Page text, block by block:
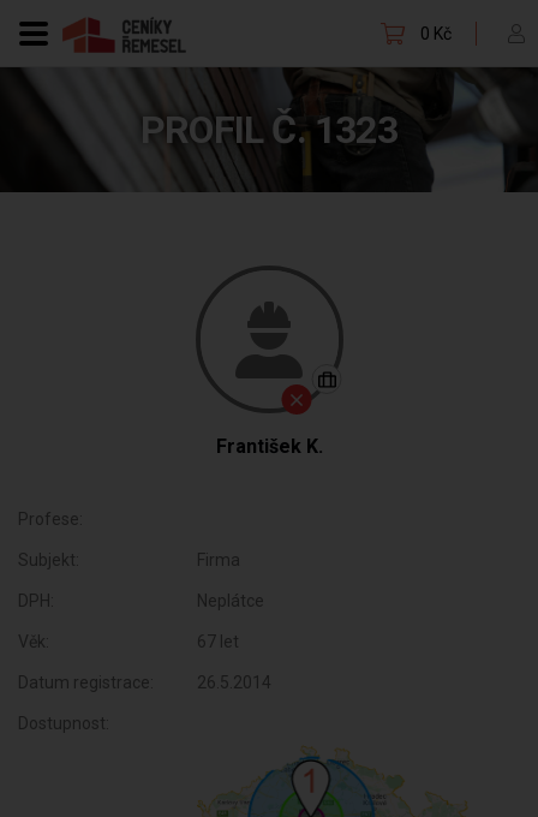
0 Kč
PROFIL Č. 1323
František K.
Profese:
Subjekt: Firma
DPH: Neplátce
Věk: 67 let
Datum registrace: 26.5.2014
Dostupnost: